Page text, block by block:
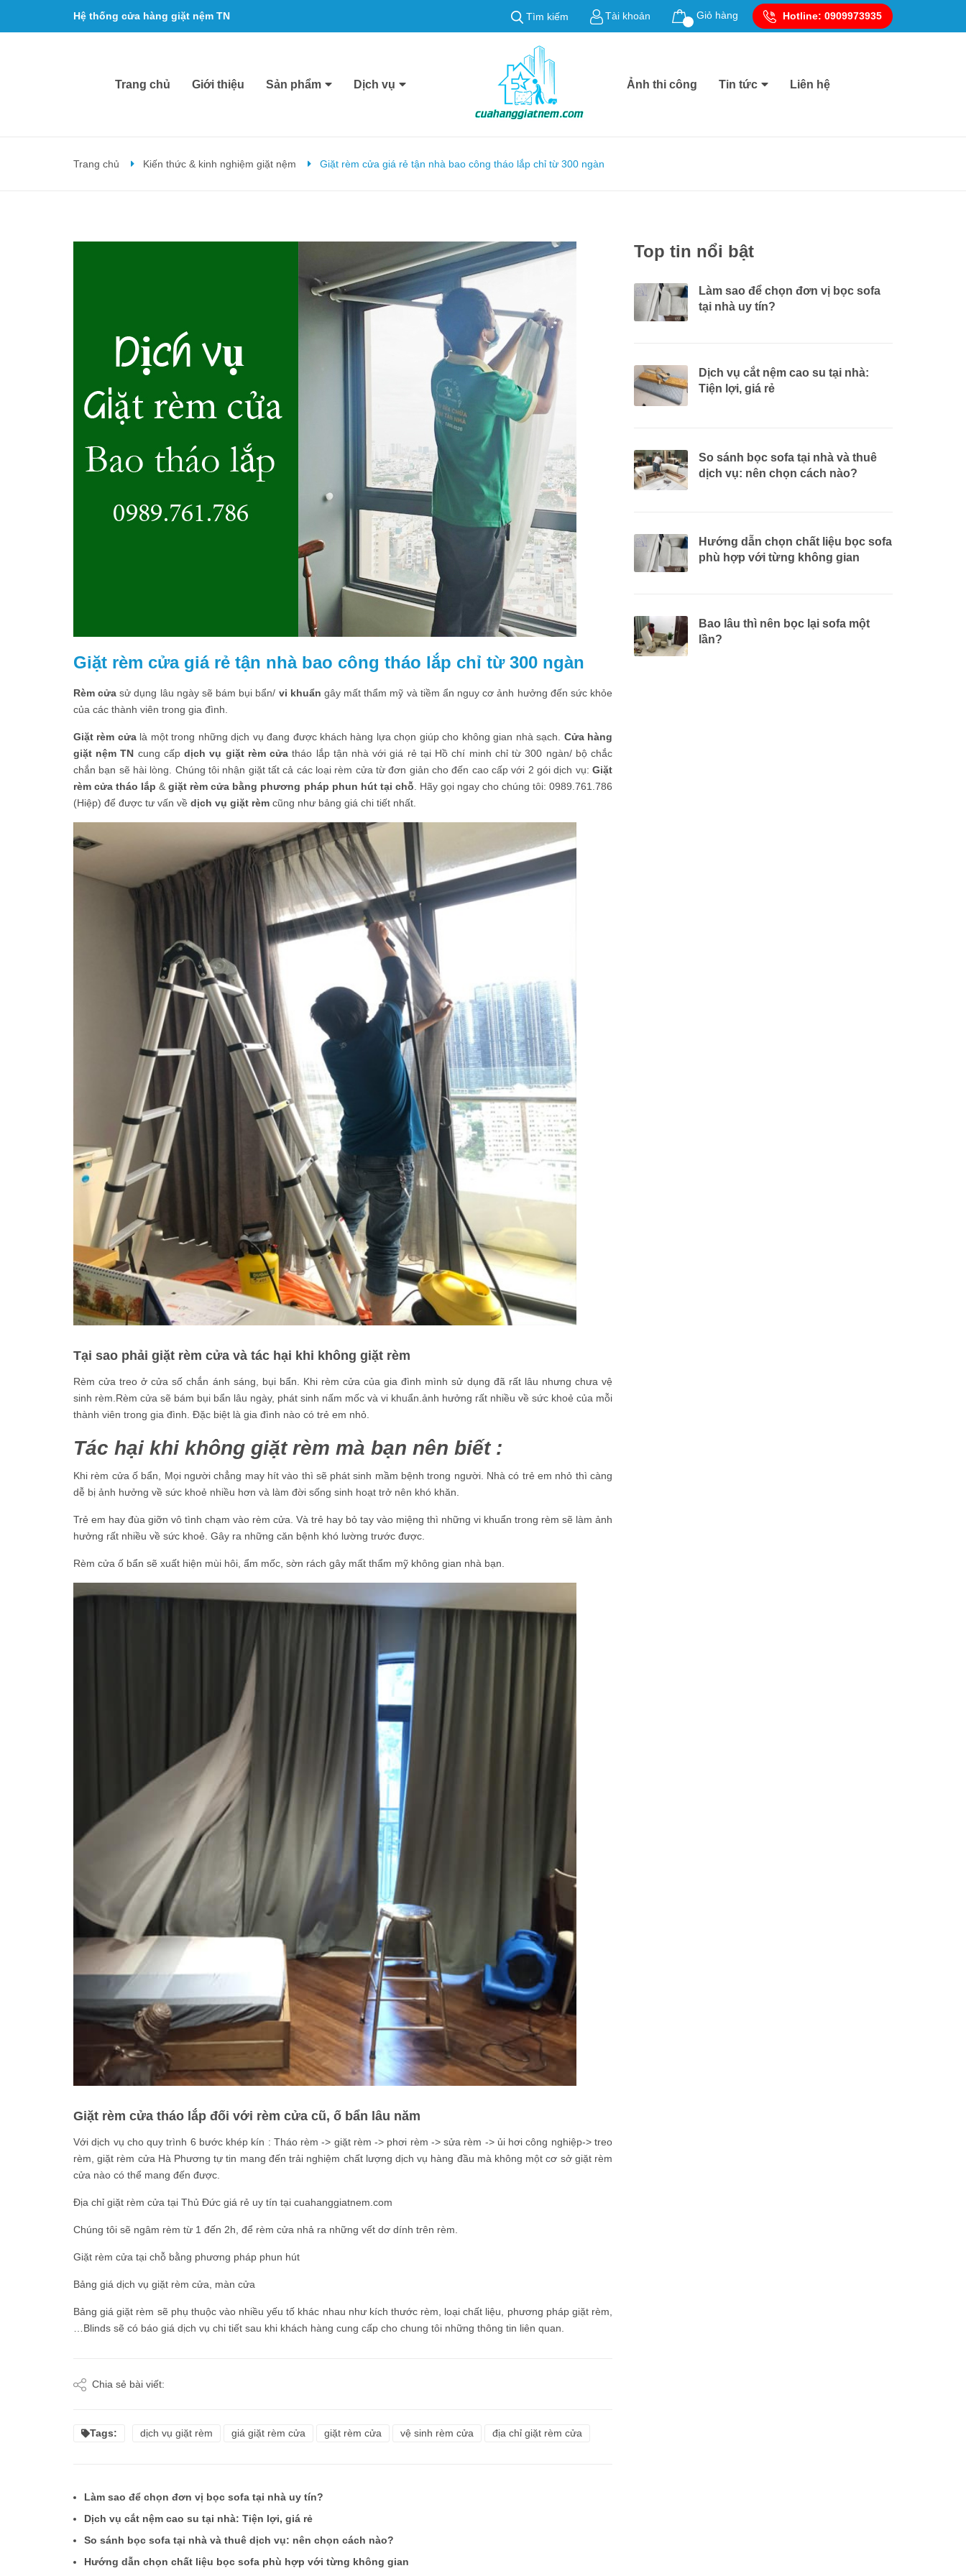
Hệ thống cửa hàng giặt nệm TN Tìm kiếm Tài khoản Giỏ hàng Hotline: 0909973935
Trang chủ Giới thiệu Sản phẩm Dịch vụ Ảnh thi công Tin tức Liên hệ
Trang chủ Kiến thức & kinh nghiệm giặt nệm Giặt rèm cửa giá rẻ tận nhà bao công tháo lắp chỉ từ 300 ngàn
Giặt rèm cửa giá rẻ tận nhà bao công tháo lắp chỉ từ 300 ngàn
Rèm cửa sử dụng lâu ngày sẽ bám bụi bẩn/ vi khuẩn gây mất thẩm mỹ và tiềm ẩn nguy cơ ảnh hưởng đến sức khỏe
của các thành viên trong gia đình.
Giặt rèm cửalà một trong những dịch vụ đang được khách hàng lựa chọn giúp cho không gian nhà sạch. Cửa hàng
giặt nệm TN cung cấpdịch vụ giặt rèm cửa tháo lắp tận nhà với giá rẻ tại Hồ chí minh chỉ từ 300 ngàn/ bộ chắc
chắn bạn sẽ hài lòng. Chúng tôi nhận giặt tất cả các loại rèm cửa từ đơn giản cho đến cao cấp với 2 gói dịch vụ: Giặt
rèm cửa tháo lắp &giặt rèm cửa bằng phương pháp phun hút tại chỗ . Hãy gọi ngay cho chúng tôi: 0989.761.786
(Hiệp) để được tư vấn về dịch vụ giặt rèm cũng như bảng giá chi tiết nhất.
Tại sao phải giặt rèm cửa và tác hại khi không giặt rèm
Rèm cửa treo ở cửa số chắn ánh sáng, bụi bẩn. Khi rèm cửa của gia đình mình sử dụng đã rất lâu nhưng chưa vệ
sinh rèm.Rèm cửa sẽ bám bụi bẩn lâu ngày, phát sinh nấm mốc và vi khuẩn.ảnh hưởng rất nhiều về sức khoẻ của mỗi
thành viên trong gia đình. Đặc biệt là gia đình nào có trẻ em nhỏ.
Tác hại khi không giặt rèm mà bạn nên biết :
Khi rèm cửa ố bẩn, Mọi người chẳng may hít vào thì sẽ phát sinh mầm bệnh trong người. Nhà có trẻ em nhỏ thì càng
dễ bị ảnh hưởng về sức khoẻ nhiều hơn và làm đời sống sinh hoạt trở nên khó khăn.
Trẻ em hay đùa giỡn vô tình chạm vào rèm cửa. Và trẻ hay bỏ tay vào miệng thì những vi khuẩn trong rèm sẽ làm ảnh
hưởng rất nhiều về sức khoẻ. Gây ra những căn bệnh khó lường trước được.
Rèm cửa ố bẩn sẽ xuất hiện mùi hôi, ẩm mốc, sờn rách gây mất thẩm mỹ không gian nhà bạn.
Giặt rèm cửa tháo lắp đối với rèm cửa cũ, ố bẩn lâu năm
Với dịch vụ cho quy trình 6 bước khép kín : Tháo rèm -> giặt rèm -> phơi rèm -> sửa rèm -> ủi hơi công nghiệp-> treo
rèm, giặt rèm cửa Hà Phương tự tin mang đến trải nghiệm chất lượng dịch vụ hàng đầu mà không một cơ sở giặt rèm
cửa nào có thể mang đến được.
Địa chỉ giặt rèm cửa tại Thủ Đức giá rẻ uy tín tại cuahanggiatnem.com
Chúng tôi sẽ ngâm rèm từ 1 đến 2h, để rèm cửa nhả ra những vết dơ dính trên rèm.
Giặt rèm cửa tại chỗ bằng phương pháp phun hút
Bảng giá dịch vụ giặt rèm cửa, màn cửa
Bảng giá giặt rèm sẽ phụ thuộc vào nhiều yếu tố khác nhau như kích thước rèm, loại chất liệu, phương pháp giặt rèm,
…Blinds sẽ có báo giá dịch vụ chi tiết sau khi khách hàng cung cấp cho chung tôi những thông tin liên quan.
Chia sẻ bài viết:
Tags: dịch vụ giặt rèm giá giặt rèm cửa giặt rèm cửa vệ sinh rèm cửa địa chỉ giặt rèm cửa
Làm sao để chọn đơn vị bọc sofa tại nhà uy tín?
Dịch vụ cắt nệm cao su tại nhà: Tiện lợi, giá rẻ
So sánh bọc sofa tại nhà và thuê dịch vụ: nên chọn cách nào?
Hướng dẫn chọn chất liệu bọc sofa phù hợp với từng không gian
Top tin nổi bật
Làm sao để chọn đơn vị bọc sofa
tại nhà uy tín?
Dịch vụ cắt nệm cao su tại nhà:
Tiện lợi, giá rẻ
So sánh bọc sofa tại nhà và thuê
dịch vụ: nên chọn cách nào?
Hướng dẫn chọn chất liệu bọc sofa
phù hợp với từng không gian
Bao lâu thì nên bọc lại sofa một
lần?